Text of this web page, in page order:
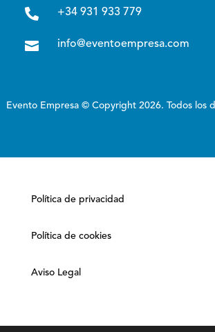
 +34 931 933 779
 info@eventoempresa.com
Evento Empresa © Copyright 2026. Todos los
Política de privacidad
Política de cookies
Aviso Legal